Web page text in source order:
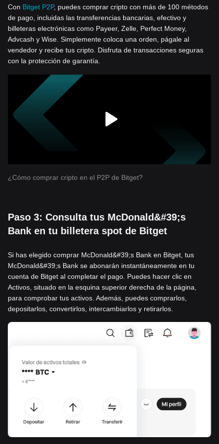
Con Bitget P2P, puedes comprar cripto con más de 100 métodos
de pago, incluidas las transferencias bancarias, efectivo y
billeteras electrónicas como Payeer, Zelle, Perfect Money,
Advcash y Wise. Simplemente coloca una orden, págale al
vendedor y recibe tus cripto. Disfruta de transacciones seguras
con la protección de garantía.
¿Cómo comprar cripto en el P2P de Bitget?
Paso 3: Consulta tus McDonald&#39;s
Bank en tu billetera spot de Bitget
Si has elegido comprar McDonald&#39;s Bank en Bitget, tus
McDonald&#39;s Bank se abonarán instantáneamente en tu
cuenta de Bitget al completar el pago. Puedes hacer clic en
Activos, situado en la esquina superior derecha de la página,
para comprobar tus activos. Además, puedes comprarlos,
depositarlos, convertirlos, intercambiarlos y retirarlos.